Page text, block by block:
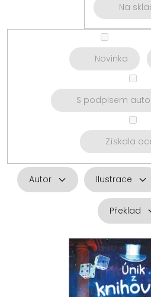
Na
Novinka
S podpisem
Získala
Autor Ilustrace
Překlad